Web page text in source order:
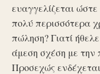
ευαγγελίζεται
πολύ περισσότερα
πώληση? Γιατί
άμεση σχέση με την
Προσεχώς